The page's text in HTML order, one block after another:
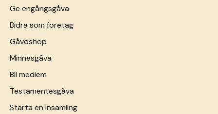
Ge engångsgåva
Bidra som företag
Gåvoshop
Minnesgåva
Bli medlem
Testamentesgåva
Starta en insamling